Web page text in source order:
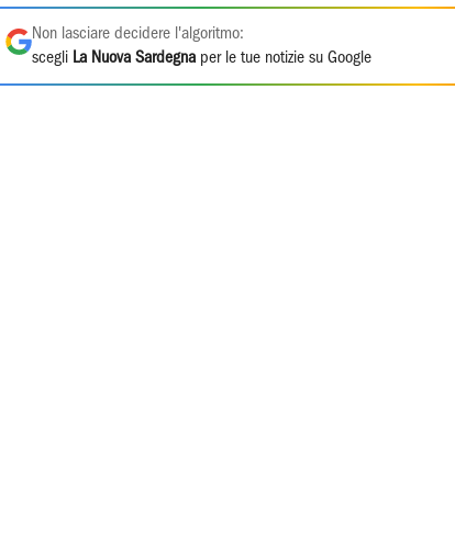
Non lasciare decidere l'algoritmo:
scegli La Nuova Sardegna per le tue notizie su Google